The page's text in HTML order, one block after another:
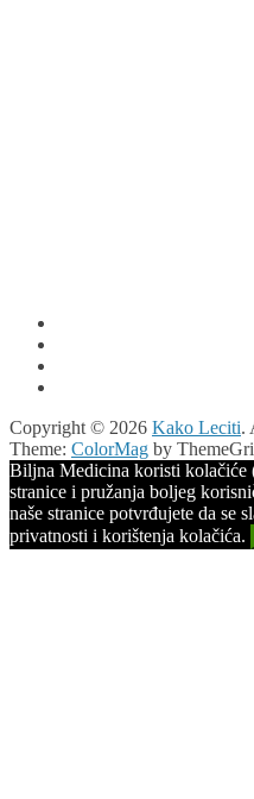
Copyright © 2026 Kako Leciti.
Theme: ColorMag by
Biljna Medicina koristi kolačiće
stranice i pružanja boljeg
naše stranice potvrđujete da se
privatnosti i korištenja kolačića.